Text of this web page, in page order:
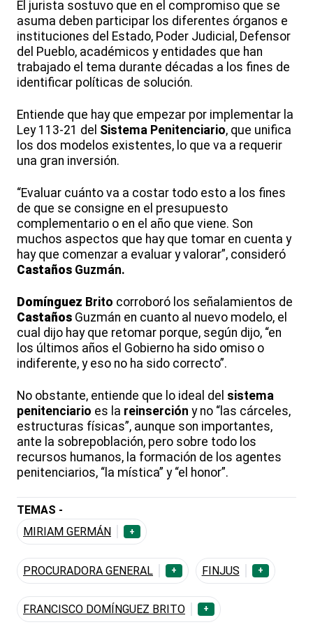
El jurista sostuvo que en el compromiso que se
asuma deben participar los diferentes órganos e
instituciones del Estado, Poder Judicial, Defensor
del Pueblo, académicos y entidades que han
trabajado el tema durante décadas a los fines de
identificar políticas de solución.
Entiende que hay que empezar por implementar la
Ley 113-21 del Sistema Penitenciario, que unifica
los dos modelos existentes, lo que va a requerir
una gran inversión.
“Evaluar cuánto va a costar todo esto a los fines
de que se consigne en el presupuesto
complementario o en el año que viene. Son
muchos aspectos que hay que tomar en cuenta y
hay que comenzar a evaluar y valorar”, consideró
Castaños Guzmán.
Domínguez Brito corroboró los señalamientos de
Castaños Guzmán en cuanto al nuevo modelo, el
cual dijo hay que retomar porque, según dijo, “en
los últimos años el Gobierno ha sido omiso o
indiferente, y eso no ha sido correcto”.
No obstante, entiende que lo ideal del sistema
penitenciario es la reinserción y no “las cárceles,
estructuras físicas”, aunque son importantes,
ante la sobrepoblación, pero sobre todo los
recursos humanos, la formación de los agentes
penitenciarios, “la mística” y “el honor”.
TEMAS -
MIRIAM GERMÁN
+
PROCURADORA GENERAL + FINJUS +
FRANCISCO DOMÍNGUEZ BRITO +